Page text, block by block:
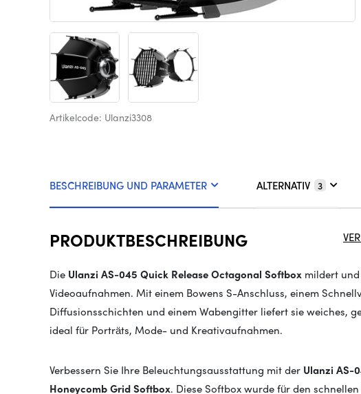
Artikelcode: Ulanzi3308
BESCHREIBUNG UND PARAMETER ALTERNATIV 3
PRODUKTBESCHREIBUNG
Die Ulanzi AS-045 Quick Release Octagonal Softbox mildert
Videoaufnahmen. Mit einem Bowens S-Anschluss, einem
Diffusionsschichten und einem Wabengitter liefert sie weiches,
ideal für Porträts, Mode- und Kreativaufnahmen.
Verbessern Sie Ihre Beleuchtungsausstattung mit der Ulanzi AS-
Honeycomb Grid Softbox. Diese Softbox wurde für den